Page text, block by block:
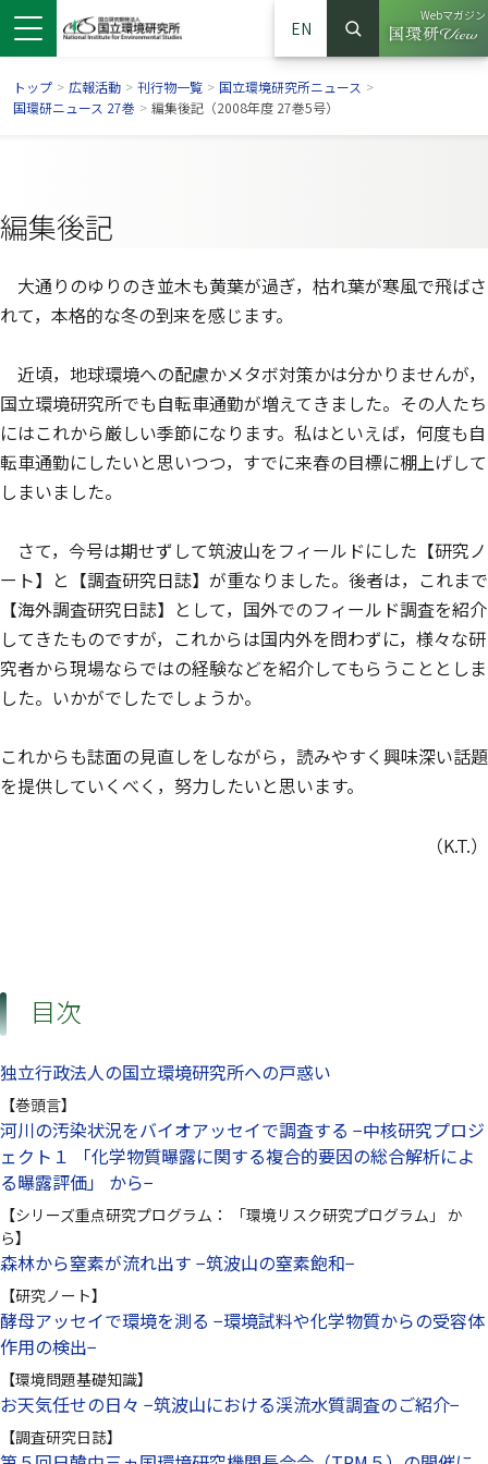
ドウで開きます）
ンドウで開きます）
ウインドウで開きます）
EN
サイト内検索
検索
Webマガジン
（別ウイ
トップ > 広報活動 > 刊行物一覧 > 国立環境研究所ニュース >
国環研ニュース 27巻 > 編集後記（2008年度 27巻5号）
編集後記
大通りのゆりのき並木も黄葉が過ぎ，枯れ葉が寒風で飛ばさ
れて，本格的な冬の到来を感じます。
近頃，地球環境への配慮かメタボ対策かは分かりませんが，
国立環境研究所でも自転車通勤が増えてきました。その人たち
にはこれから厳しい季節になります。私はといえば，何度も自
転車通勤にしたいと思いつつ，すでに来春の目標に棚上げして
しまいました。
さて，今号は期せずして筑波山をフィールドにした【研究ノ
ート】と【調査研究日誌】が重なりました。後者は，これまで
【海外調査研究日誌】として，国外でのフィールド調査を紹介
してきたものですが，これからは国内外を問わずに，様々な研
究者から現場ならではの経験などを紹介してもらうこととしま
した。いかがでしたでしょうか。
これからも誌面の見直しをしながら，読みやすく興味深い話題
を提供していくべく，努力したいと思います。
（K.T.）
目次
独立行政法人の国立環境研究所への戸惑い
【巻頭言】
河川の汚染状況をバイオアッセイで調査する −中核研究プロジ
ェクト１ 「化学物質曝露に関する複合的要因の総合解析によ
る曝露評価」 から−
【シリーズ重点研究プログラム： 「環境リスク研究プログラム」 か
ら】
森林から窒素が流れ出す −筑波山の窒素飽和−
【研究ノート】
酵母アッセイで環境を測る −環境試料や化学物質からの受容体
作用の検出−
【環境問題基礎知識】
お天気任せの日々 −筑波山における渓流水質調査のご紹介−
【調査研究日誌】